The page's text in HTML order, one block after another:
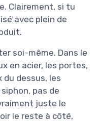
Clairement, si tu
avec plein de
soi-même. Dans le
en acier, les portes,
du dessus, les
pas de
juste le
le reste à côté,